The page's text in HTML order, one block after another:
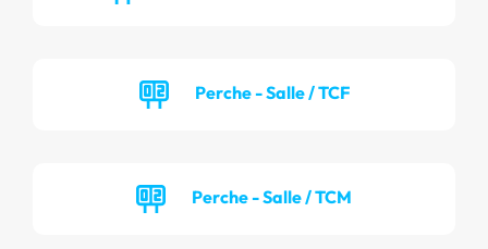
Perche - Salle / TCF
Perche - Salle / TCM